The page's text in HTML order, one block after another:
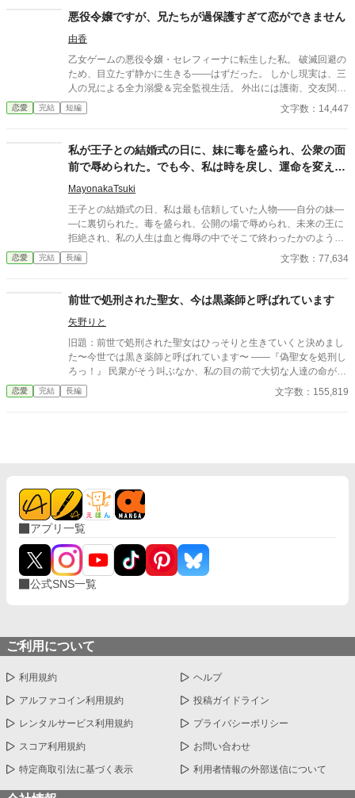
悪役令嬢ですが、兄たちが過保護すぎて恋ができません
由香
乙女ゲームの悪役令嬢・セレフィーナに転生した私。 破滅回避の
ため、目立たず静かに生きる――はずだった。 しかし現実は、三
人の兄による全力溺愛＆完全監視生活。 外出には護衛、交友関係
は管理制、笑顔すら規制対象！？ さらに兄の親友である最強騎
士・カインが護衛として加わり、 静かで誠実な優しさに、次第に
想いの先で待っていたのは、 断罪も修羅場もない、安心で騒がし
い未来だった――。
恋愛 完結 短編 文字数：14,447
私が王子との結婚式の日に、妹に毒を盛られ、公衆の面
前で辱められた。でも今、私は時を戻し、運命を変えに
来た。
MayonakaTsuki
王子との結婚式の日、私は最も信頼していた人物――自分の妹―
―に裏切られた。毒を盛られ、公開の場で辱められ、未来の王に
拒絶され、私の人生は血と侮辱の中でそこで終わったかのように
思えた。しかし、死が私を迎えたとき、不可能なことが起きた―
―私は同じ回廊で、祭壇の前で目を覚まし、あらゆる涙、嘘、そ
得た私は、ただ一つの使命を持つ――真実を突き止め、奪われた
ものを取り戻し、私を破滅させた者たちにその代償を払わせる。
もはや、何も以前のままではない。何も許されない。
恋愛 完結 長編 文字数：77,634
前世で処刑された聖女、今は黒薬師と呼ばれています
矢野りと
旧題：前世で処刑された聖女はひっそりと生きていくと決めまし
た〜今世では黒き薬師と呼ばれています〜 ――『偽聖女を処刑し
ろっ！』 民衆がそう叫ぶなか、私の目の前で大切な人達の命が奪
われていく。必死で神に祈ったけれど奇跡は起きなかった。……
聖女ではない私は無力だった。 何がいけなかったのだろうか。た
していたのに、ある日二人の騎士が訪ねてきて……。 『黒き薬師
と呼ばれている薬師はあなたでしょうか？』 基本はほのぼのです
が、シリアスと切なさありのお話です。 ※この作品の設定は架空
のものです。 ※一話目だけ残酷な描写がありますので苦手な方は
ご自衛くださいませ。 ※感想欄のネタバレ配慮はありません(._.)
恋愛 完結 長編 文字数：155,819
アプリ一覧
公式SNS一覧
ご利用について
利用規約 ヘルプ
アルファコイン利用規約 投稿ガイドライン
レンタルサービス利用規約 プライバシーポリシー
スコア利用規約 お問い合わせ
特定商取引法に基づく表示 利用者情報の外部送信について